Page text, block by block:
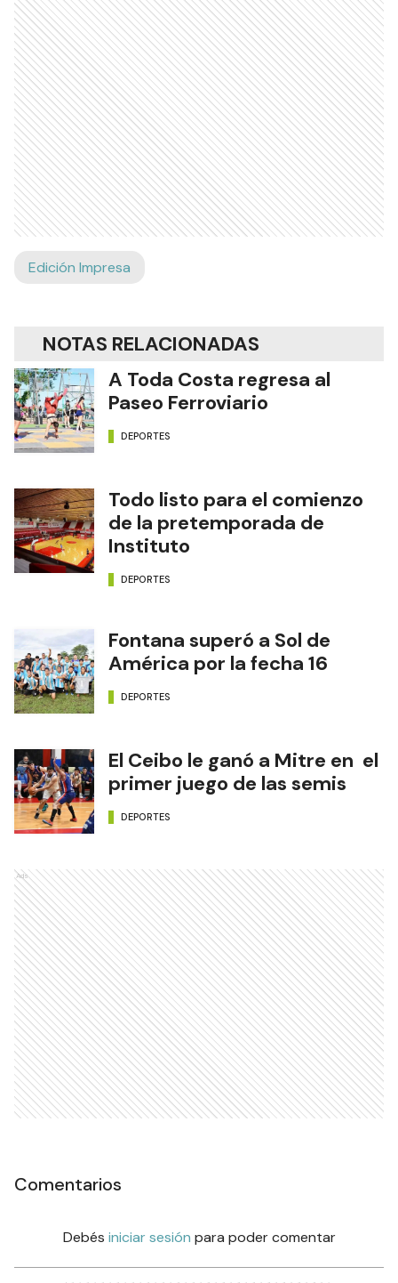
Edición Impresa
NOTAS RELACIONADAS
A Toda Costa regresa al
Paseo Ferroviario
DEPORTES
Todo listo para el comienzo
de la pretemporada de
Instituto
DEPORTES
Fontana superó a Sol de
América por la fecha 16
DEPORTES
El Ceibo le ganó a Mitre en el
primer juego de las semis
DEPORTES
Ads
Comentarios
Debés iniciar sesión para poder comentar